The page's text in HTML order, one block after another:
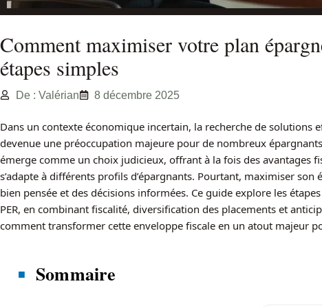
Comment maximiser votre plan
étapes simples
De : Valérian 8 décembre 2025
Dans un contexte économique incertain, la recherche de solutions
devenue une préoccupation majeure pour de nombreux
émerge comme un choix judicieux, offrant à la fois des avantages
s’adapte à différents profils d’épargnants. Pourtant, maximiser
bien pensée et des décisions informées. Ce guide explore les
PER, en combinant fiscalité, diversification des placements et
comment transformer cette enveloppe fiscale en un atout majeur
Sommaire